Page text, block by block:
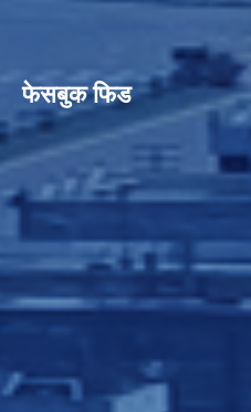
फेसबुक फिड